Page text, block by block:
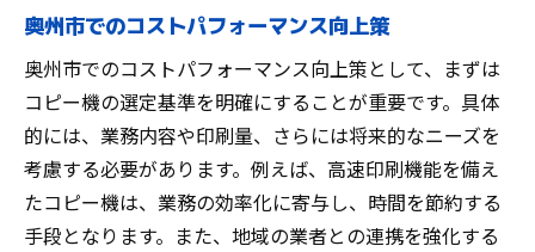
奥州市でのコストパフォーマンス向上策
奥州市でのコストパフォーマンス向上策として、まずは
コピー機の選定基準を明確にすることが重要です。具体
的には、業務内容や印刷量、さらには将来的なニーズを
考慮する必要があります。例えば、高速印刷機能を備え
たコピー機は、業務の効率化に寄与し、時間を節約する
手段となります。また、地域の業者との連携を強化する